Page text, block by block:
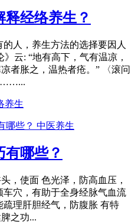
释经络养生？
人，养生方法的选择要因人
云: “地有高下，气有温凉，
者胀之，温热者疮。” 〈滚问
……...
养生
中医养生
哪些？
，使面 色光泽，防高血压，
穴，有助于全身经脉气血流
理肝胆经气，防腹胀 有特
之功...